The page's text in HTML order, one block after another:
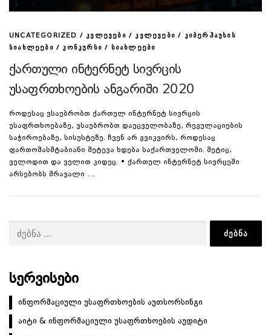
UNCATEGORIZED / ᲙᲕᲚᲔᲕᲔᲑᲘ / ᲙᲕᲚᲔᲕᲔᲑᲘ /
ᲙᲘᲑᲔᲠᲰᲐᲣᲡᲘᲡ
ᲡᲘᲐᲮᲚᲔᲔᲑᲘ / ᲙᲝᲜᲙᲣᲠᲡᲘ / ᲡᲘᲐᲮᲚᲔᲔᲑᲘ
ქართული ინტერნეტ სივრცის
უსაფრთხოების ანგარიში 2020
როდესაც ვსაუბრობთ ქართულ ინტერნეტ სივრცის
უსაფრთხოებაზე, ვსაუბრობთ დაუცველობაზე, რეგულაციების
საჭიროებაზე, სისუსტეზე. ჩვენ არ გვიკვირს, როდესაც
ფართომასშტაბიანი შეტევა ხდება საქართველოში. მეტიც,
ველოდით და ველით კიდეც. • ქართულ ინტერნეტ სივრცეში
არსებობს მრავალი …
ᲡᲔᲠᲕᲘᲡᲔᲑᲘ
ინფორმაციული უსაფრთხოების აუთსორსინგი
აიტი & ინფორმაციული უსაფრთხოების აუდიტი